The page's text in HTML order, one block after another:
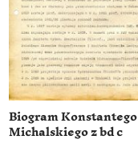
Biogram Konstantego
Michalskiego z bd c